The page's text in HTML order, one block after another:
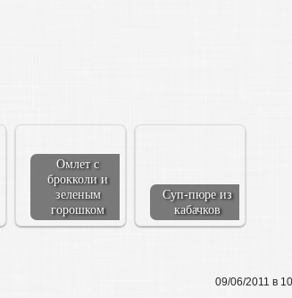
Омлет с
брокколи и
зеленым
горошком
Суп-пюре из
кабачков
09/06/2011 в